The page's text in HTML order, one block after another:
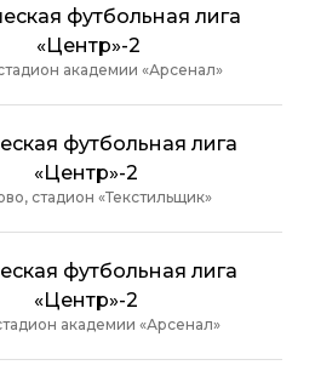
футбольная лига
«Центр»-2
академии «Арсенал»
футбольная лига
«Центр»-2
стадион «Текстильщик»
футбольная лига
«Центр»-2
академии «Арсенал»